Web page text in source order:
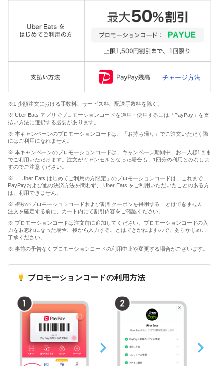
チャージ方法
※1 少額注文における手数料、サービス料、配送手数料を除く。
※ Uber Eats アプリでプロモーションコードを適用・使用するには「PayPay」を支
払い方法に選択する必要があります。
※ 本キャンペーンのプロモーションコードは、「お持ち帰り」でご注文いただく際
にはご利用になれません。
※ 本キャンペーンのプロモーションコードは、キャンペーン期間中、お一人様1回ま
でご利用いただけます。注文がキャンセルとなった場合も、1回分の利用とみなしま
すのでご注意ください。
※ 「 Uber Eats はじめてご利用の方限定」のプロモーションコードは、これまで、
PayPayおよび他の決済方法を問わず、 Uber Eats をご利用いただいたことのある方
は、利用できません。
※ 複数のプロモーションコードおよび割引クーポンを併用することはできません。
注文を確定する前に、カート内にて割引内容をご確認ください。
※ プロモーションコードは注文前に追加してください。プロモーションコードの入
力をお忘れになった場合、後から入力することはできかねますので、あらかじめご
了承ください。
※ 事前の予告なくプロモーションコードの利用中止や変更する場合がございます。
プロモーションコードの利用方法